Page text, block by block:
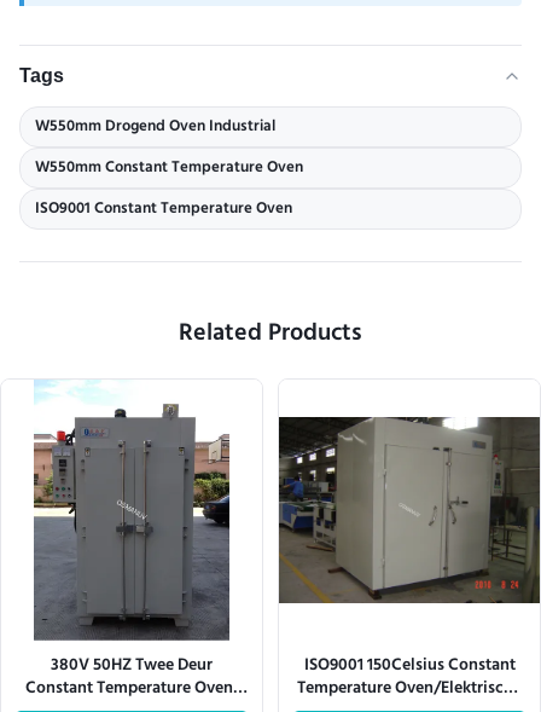
Tags
W550mm Drogend Oven Industrial
W550mm Constant Temperature Oven
ISO9001 Constant Temperature Oven
Related Products
380V 50HZ Twee Deur
Constant Temperature Oven,
ISO9001 150Celsius Constant
Temperature Oven/Elektrische